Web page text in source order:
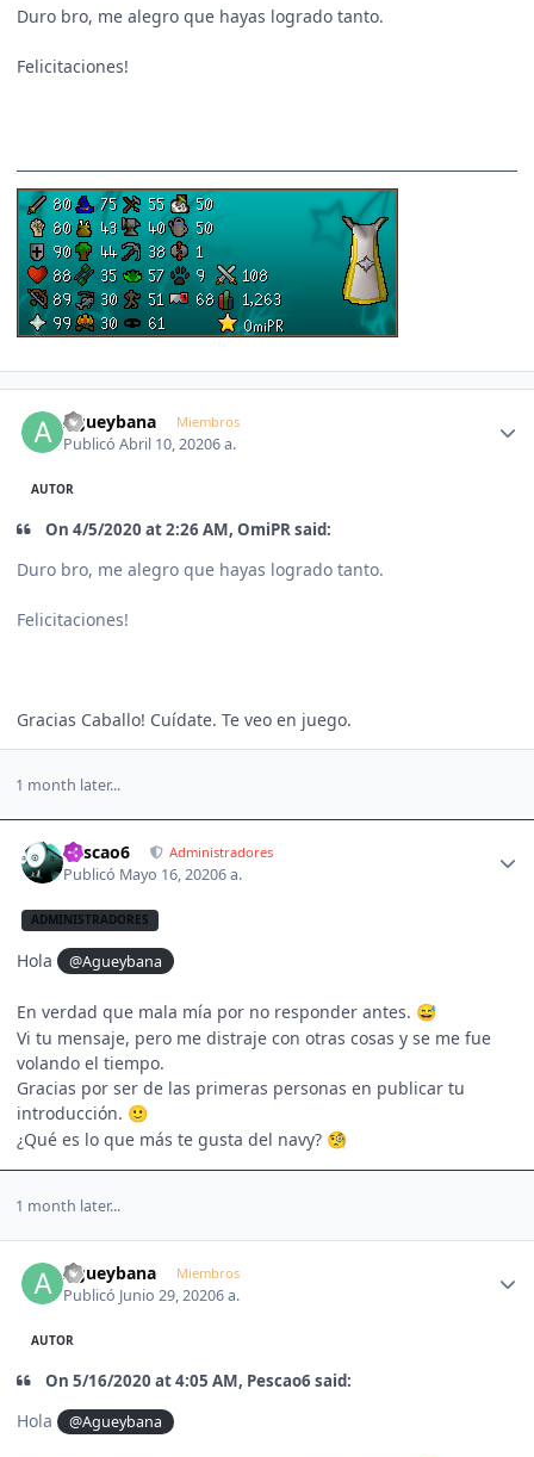
Duro bro, me alegro que hayas logrado tanto.
Felicitaciones!
Agueybana Miembros
PublicóAbril 10, 20206 a.
AUTOR
On 4/5/2020 at 2:26 AM, OmiPR said:
Duro bro, me alegro que hayas logrado tanto.
Felicitaciones!
Gracias Caballo! Cuídate. Te veo en juego.
1 month later...
Pescao6 Administradores
Publicó Mayo 16, 20206 a.
ADMINISTRADORES
Hola @Agueybana
En verdad que mala mía por no responder antes. 😅
Vi tu mensaje, pero me distraje con otras cosas y se me fue
volando el tiempo.
Gracias por ser de las primeras personas en publicar tu
introducción. 🙂
¿Qué es lo que más te gusta del navy? 🧐
1 month later...
Agueybana Miembros
Publicó Junio 29, 20206 a.
AUTOR
On 5/16/2020 at 4:05 AM, Pescao6 said:
Hola @Agueybana